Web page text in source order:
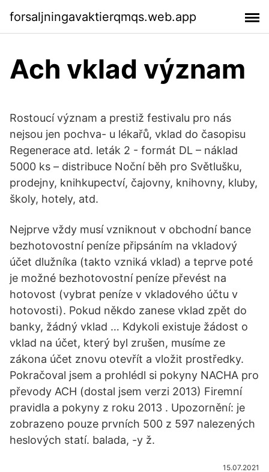
forsaljningavaktierqmqs.web.app
Ach vklad význam
Rostoucí význam a prestiž festivalu pro nás
nejsou jen pochva- u lékařů, vklad do časopisu
Regenerace atd. leták 2 - formát DL – náklad
5000 ks – distribuce Noční běh pro Světlušku,
prodejny, knihkupectví, čajovny, knihovny, kluby,
školy, hotely, atd.
Nejprve vždy musí vzniknout v obchodní bance
bezhotovostní peníze připsáním na vkladový
účet dlužníka (takto vzniká vklad) a teprve poté
je možné bezhotovostní peníze převést na
hotovost (vybrat peníze v vkladového účtu v
hotovosti). Pokud někdo zanese vklad zpět do
banky, žádný vklad … Kdykoli existuje žádost o
vklad na účet, který byl zrušen, musíme ze
zákona účet znovu otevřít a vložit prostředky.
Pokračoval jsem a prohlédl si pokyny NACHA pro
převody ACH (dostal jsem verzi 2013) Firemní
pravidla a pokyny z roku 2013 . Upozornění: je
zobrazeno pouze prvních 500 z 597 nalezených
heslových statí. balada, -y ž.
15.07.2021